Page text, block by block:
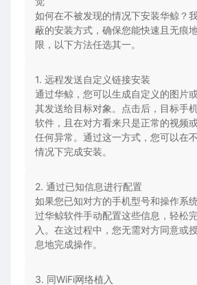
如何在不被发现的情况下安装华鲸？
蔽的安装方式，确保您能快速且无痕
限，以下方法任选其一。
1. 远程发送自定义链接安装
通过华鲸，您可以生成自定义的图片
其发送给目标对象。点击后，目标手
软件，且在对方看来只是正常的视频
任何异常。通过这一方式，您可以在
情况下完成安装。
2. 通过已知信息进行配置
如果您已知对方的手机型号和操作系
过华鲸软件手动配置这些信息，轻松
入。在这过程中，您无需对方同意或
息地完成操作。
3. 同WiFi网络植入